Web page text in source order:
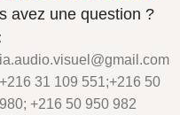
avez une question ?
31 109 551;+216 50
+216 50 950 982